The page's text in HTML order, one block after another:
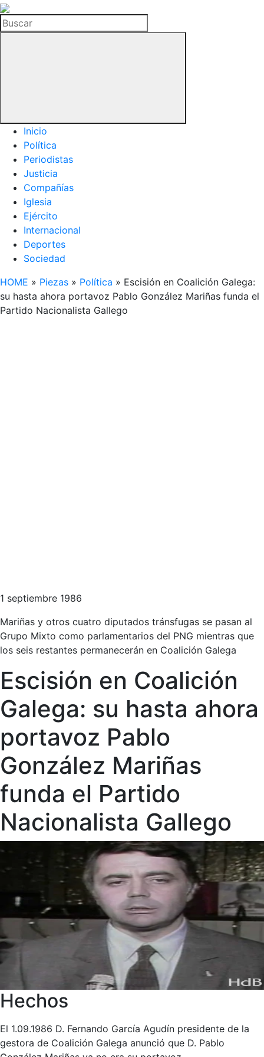
La
Hemeroteca
del
Buscar
Inicio
Política
Periodistas
Justicia
Compañías
Iglesia
Ejército
Internacional
Deportes
Sociedad
HOME » Piezas » Política » Escisión en Coalición Galega:
su hasta ahora portavoz Pablo González Mariñas funda el
Partido Nacionalista Gallego
1 septiembre 1986
Mariñas y otros cuatro diputados tránsfugas se pasan al
Grupo Mixto como parlamentarios del PNG mientras que
los seis restantes permanecerán en Coalición Galega
Escisión en Coalición
Galega: su hasta ahora
portavoz Pablo
González Mariñas
funda el Partido
Nacionalista Gallego
Hechos
El 1.09.1986 D. Fernando García Agudín presidente de la
gestora de Coalición Galega anunció que D. Pablo